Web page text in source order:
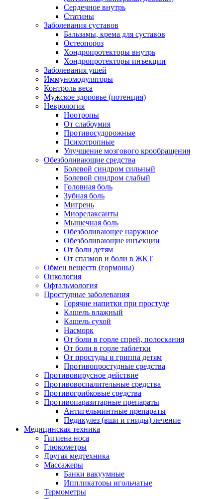
Сердечное внутрь
Статины
Заболевания суставов
Бальзамы, крема для суставов
Остеопороз
Хондропротекторы внутрь
Хондропротекторы инъекции
Заболевания ушей
Иммуномодуляторы
Контроль веса
Мужское здоровье (потенция)
Неврология
Ноотропы
От слабоумия
Противосудорожные
Психотропные
Улучшение мозгового крообращения
Обезболивающие средства
Болевой синдром сильный
Болевой синдром слабый
Головная боль
Зубная боль
Мигрень
Миорелаксанты
Мышечная боль
Обезболивающее наружное
Обезболивающие инъекции
От боли детям
От спазмов и боли в ЖКТ
Обмен веществ (гормоны)
Онкология
Офтальмология
Простудные заболевания
Горячие напитки при простуде
Кашель влажный
Кашель сухой
Насморк
От боли в горле спрей, полоскания
От боли в горле таблетки
От простуды и гриппа детям
Противопростудные средства
Противовирусное действие
Противовоспалительные средства
Противогрибковые средства
Противопаразитарные препараты
Антигельминтные препараты
Педикулез (вши и гниды) лечение
Медицинская техника
Гигиена носа
Глюкометры
Другая медтехника
Массажеры
Банки вакуумные
Иппликаторы игольчатые
Термометры